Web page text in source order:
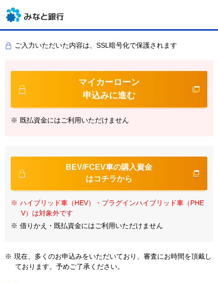
ご入力いただいた内容は、SSL暗号化で保護されます
マイカーローン
申込みに進む
※ 既払資金にはご利用いただけません
BEV/FCEV車の購入資金
はコチラから
※ ハイブリッド車（HEV）・プラグインハイブリッド車（PHE
V）は対象外です
※ 借りかえ・既払資金にはご利用いただけません
※ 現在、多くのお申込みをいただいており、審査にお時間を頂戴し
ております。予めご了承ください。